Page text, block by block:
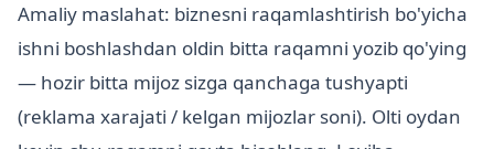
Amaliy maslahat: biznesni raqamlashtirish bo'yicha
ishni boshlashdan oldin bitta raqamni yozib qo'ying
— hozir bitta mijoz sizga qanchaga tushyapti
(reklama xarajati / kelgan mijozlar soni). Olti oydan